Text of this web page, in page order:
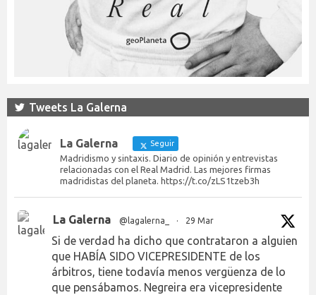
Tweets La Galerna
La Galerna Seguir
Madridismo y sintaxis. Diario de opinión y entrevistas
relacionadas con el Real Madrid. Las mejores firmas
madridistas del planeta. https://t.co/zLS1tzeb3h
La Galerna @lagalerna_ · 29 Mar
Si de verdad ha dicho que contrataron a alguien
que HABÍA SIDO VICEPRESIDENTE de los
árbitros, tiene todavía menos vergüenza de lo
que pensábamos. Negreira era vicepresidente